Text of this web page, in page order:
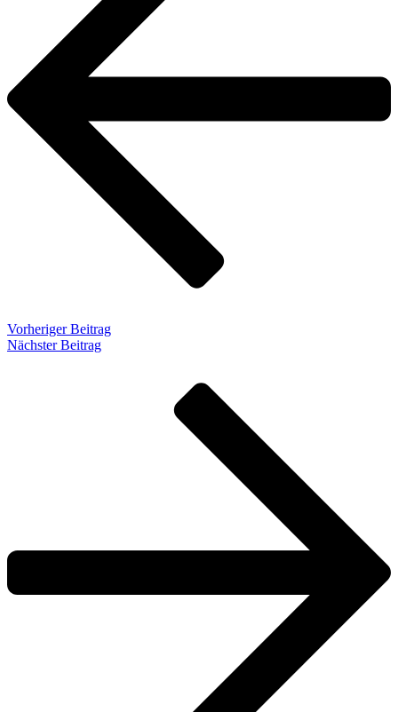
Vorheriger Beitrag
Nächster Beitrag